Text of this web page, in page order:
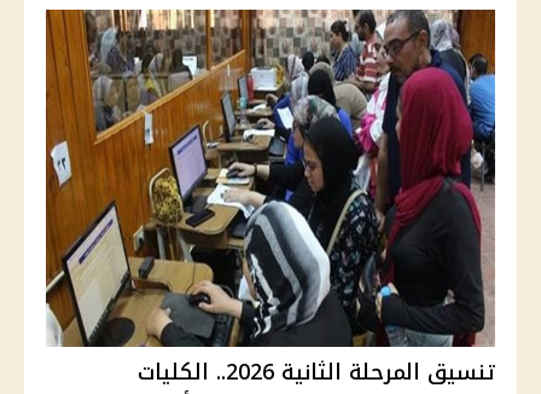
تنسيق المرحلة الثانية 2026.. الكليات